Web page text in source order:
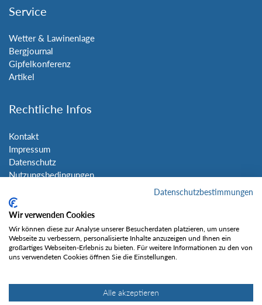
Service
Wetter & Lawinenlage
Bergjournal
Gipfelkonferenz
Artikel
Rechtliche Infos
Kontakt
Impressum
Datenschutz
Nutzungsbedingungen
Social Media
Gefällt mir
Datenschutzbestimmungen
Wir verwenden Cookies
Wir können diese zur Analyse unserer Besucherdaten platzieren, um unsere
Webseite zu verbessern, personalisierte Inhalte anzuzeigen und Ihnen ein
großartiges Webseiten-Erlebnis zu bieten. Für weitere Informationen zu den von
uns verwendeten Cookies öffnen Sie die Einstellungen.
Alle akzeptieren